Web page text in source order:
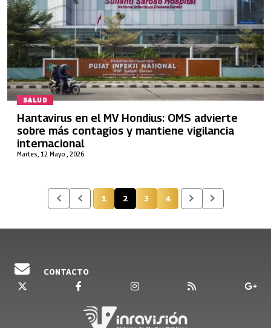
SALUD
Martes, 12 Mayo , 2026
Hantavirus en el MV Hondius: OMS advierte
sobre más contagios y mantiene vigilancia
internacional
Página
1 Página actual
2 Página
3 Página
4
CONTACTO